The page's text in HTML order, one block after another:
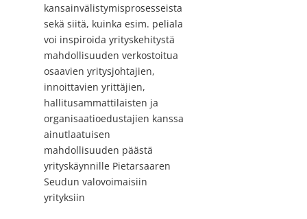
kansainvälistymisprosesseista
sekä siitä, kuinka esim. peliala
voi inspiroida yrityskehitystä
mahdollisuuden verkostoitua
osaavien yritysjohtajien,
innoittavien yrittäjien,
hallitusammattilaisten ja
organisaatioedustajien kanssa
ainutlaatuisen
mahdollisuuden päästä
yrityskäynnille Pietarsaaren
Seudun valovoimaisiin
yrityksiin